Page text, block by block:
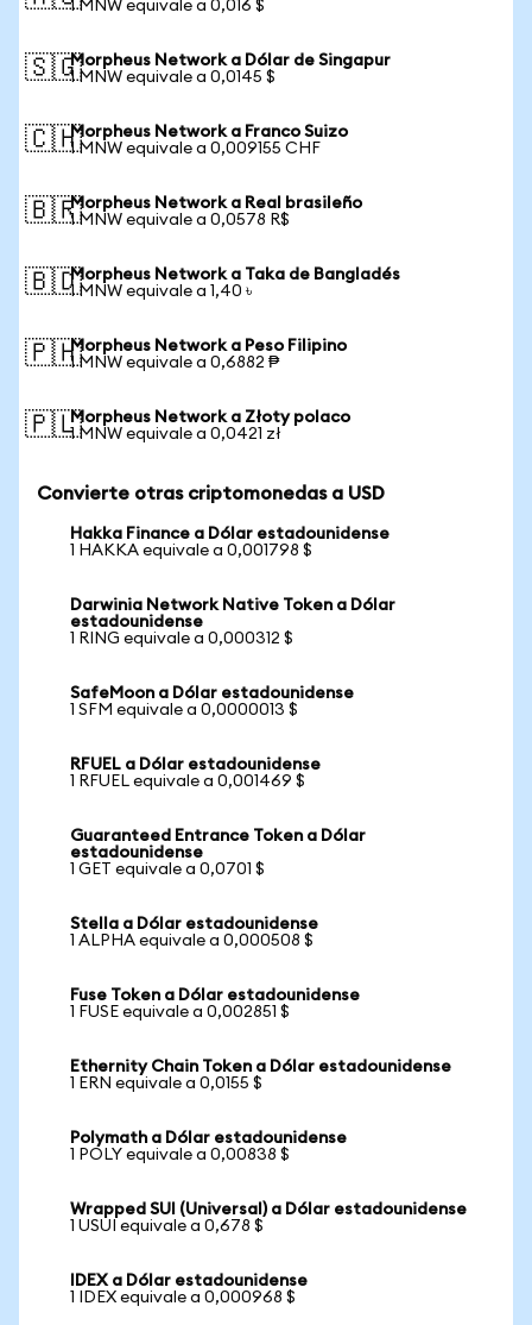
1 MNW equivale a 0,016 $
🇸🇬Morpheus Network a Dólar de Singapur
1 MNW equivale a 0,0145 $
🇨🇭Morpheus Network a Franco Suizo
1 MNW equivale a 0,009155 CHF
🇧🇷Morpheus Network a Real brasileño
1 MNW equivale a 0,0578 R$
🇧🇩Morpheus Network a Taka de Bangladés
1 MNW equivale a 1,40 ৳
🇵🇭Morpheus Network a Peso Filipino
1 MNW equivale a 0,6882 ₱
🇵🇱Morpheus Network a Złoty polaco
1 MNW equivale a 0,0421 zł
Convierte otras criptomonedas a USD
Hakka Finance a Dólar estadounidense
1 HAKKA equivale a 0,001798 $
Darwinia Network Native Token a Dólar
estadounidense
1 RING equivale a 0,000312 $
SafeMoon a Dólar estadounidense
1 SFM equivale a 0,0000013 $
RFUEL a Dólar estadounidense
1 RFUEL equivale a 0,001469 $
Guaranteed Entrance Token a Dólar
estadounidense
1 GET equivale a 0,0701 $
Stella a Dólar estadounidense
1 ALPHA equivale a 0,000508 $
Fuse Token a Dólar estadounidense
1 FUSE equivale a 0,002851 $
Ethernity Chain Token a Dólar estadounidense
1 ERN equivale a 0,0155 $
Polymath a Dólar estadounidense
1 POLY equivale a 0,00838 $
Wrapped SUI (Universal) a Dólar estadounidense
1 USUI equivale a 0,678 $
IDEX a Dólar estadounidense
1 IDEX equivale a 0,000968 $